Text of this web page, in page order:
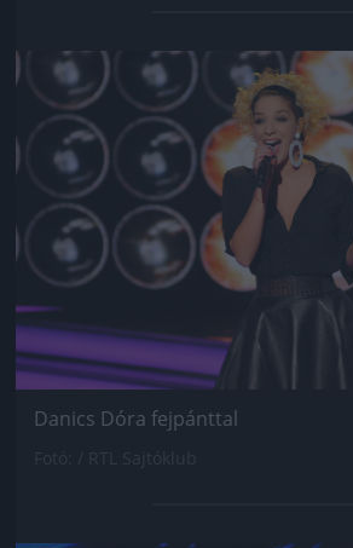
Jön még kép!
Danics Dóra fejpánttal